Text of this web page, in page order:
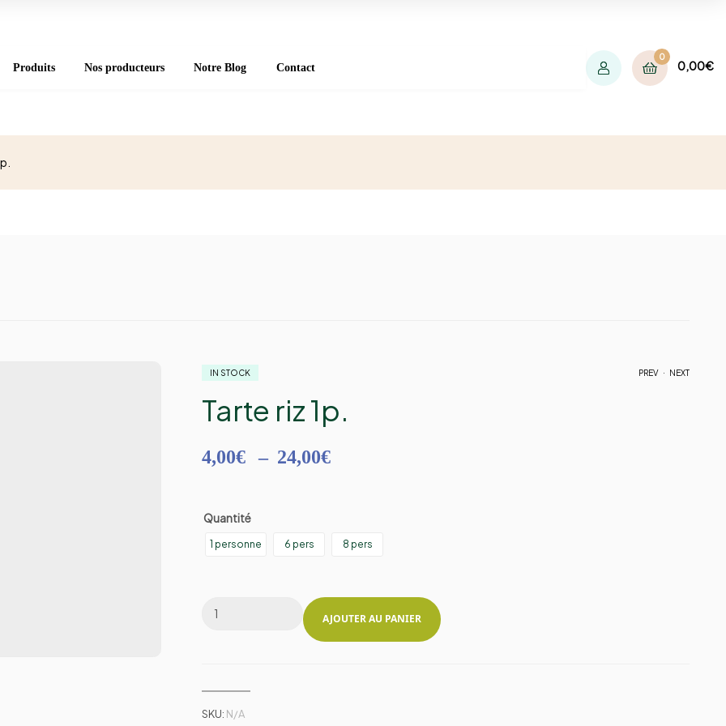
Produits Nos producteurs Notre Blog Contact
0
0,00€
PREV NEXT
IN STOCK
Tarte riz 1p.
4,00€ – 24,00€
Quantité
1 personne 6 pers 8 pers
AJOUTER AU PANIER
SKU: N/A